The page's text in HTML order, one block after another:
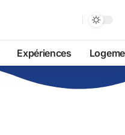
Expériences